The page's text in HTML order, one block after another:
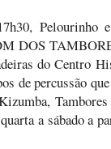
DOS
do Centro
de percussão
a sábado a